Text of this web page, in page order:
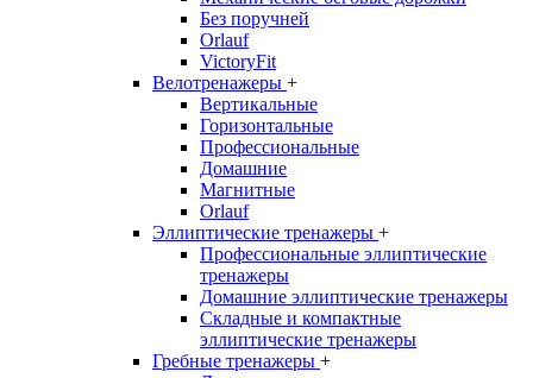
Без поручней
Orlauf
VictoryFit
Велотренажеры +
Вертикальные
Горизонтальные
Профессиональные
Домашние
Магнитные
Orlauf
Эллиптические тренажеры +
Профессиональные эллиптические
тренажеры
Домашние эллиптические тренажеры
Складные и компактные
эллиптические тренажеры
Гребные тренажеры +